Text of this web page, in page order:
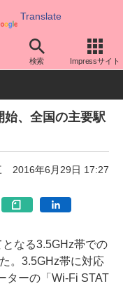
Translate
検索 Impressサイト
ットワーク/技術
始、全国の主要駅
2016年6月29日 17:27
なる3.5GHz帯での
。3.5GHz帯に対応
ターの「Wi-Fi STAT